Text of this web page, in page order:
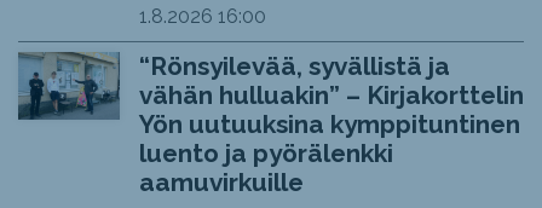
1.8.2026 16:00
“Rönsyilevää, syvällistä ja
vähän hulluakin” – Kirjakorttelin
Yön uutuuksina kymppituntinen
luento ja pyörälenkki
aamuvirkuille